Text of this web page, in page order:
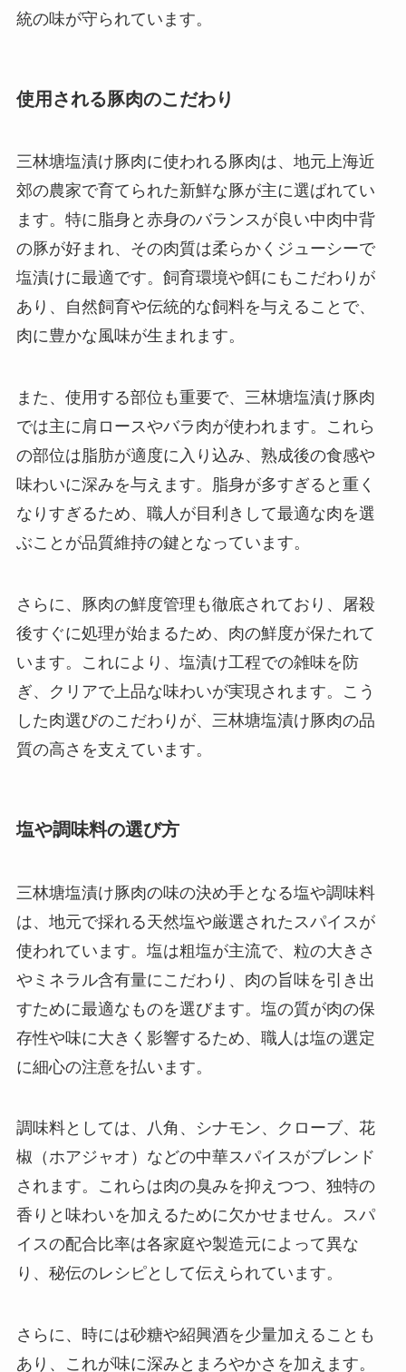
統の味が守られています。
使用される豚肉のこだわり
三林塘塩漬け豚肉に使われる豚肉は、地元上海近
郊の農家で育てられた新鮮な豚が主に選ばれてい
ます。特に脂身と赤身のバランスが良い中肉中背
の豚が好まれ、その肉質は柔らかくジューシーで
塩漬けに最適です。飼育環境や餌にもこだわりが
あり、自然飼育や伝統的な飼料を与えることで、
肉に豊かな風味が生まれます。
また、使用する部位も重要で、三林塘塩漬け豚肉
では主に肩ロースやバラ肉が使われます。これら
の部位は脂肪が適度に入り込み、熟成後の食感や
味わいに深みを与えます。脂身が多すぎると重く
なりすぎるため、職人が目利きして最適な肉を選
ぶことが品質維持の鍵となっています。
さらに、豚肉の鮮度管理も徹底されており、屠殺
後すぐに処理が始まるため、肉の鮮度が保たれて
います。これにより、塩漬け工程での雑味を防
ぎ、クリアで上品な味わいが実現されます。こう
した肉選びのこだわりが、三林塘塩漬け豚肉の品
質の高さを支えています。
塩や調味料の選び方
三林塘塩漬け豚肉の味の決め手となる塩や調味料
は、地元で採れる天然塩や厳選されたスパイスが
使われています。塩は粗塩が主流で、粒の大きさ
やミネラル含有量にこだわり、肉の旨味を引き出
すために最適なものを選びます。塩の質が肉の保
存性や味に大きく影響するため、職人は塩の選定
に細心の注意を払います。
調味料としては、八角、シナモン、クローブ、花
椒（ホアジャオ）などの中華スパイスがブレンド
されます。これらは肉の臭みを抑えつつ、独特の
香りと味わいを加えるために欠かせません。スパ
イスの配合比率は各家庭や製造元によって異な
り、秘伝のレシピとして伝えられています。
さらに、時には砂糖や紹興酒を少量加えることも
あり、これが味に深みとまろやかさを加えます。